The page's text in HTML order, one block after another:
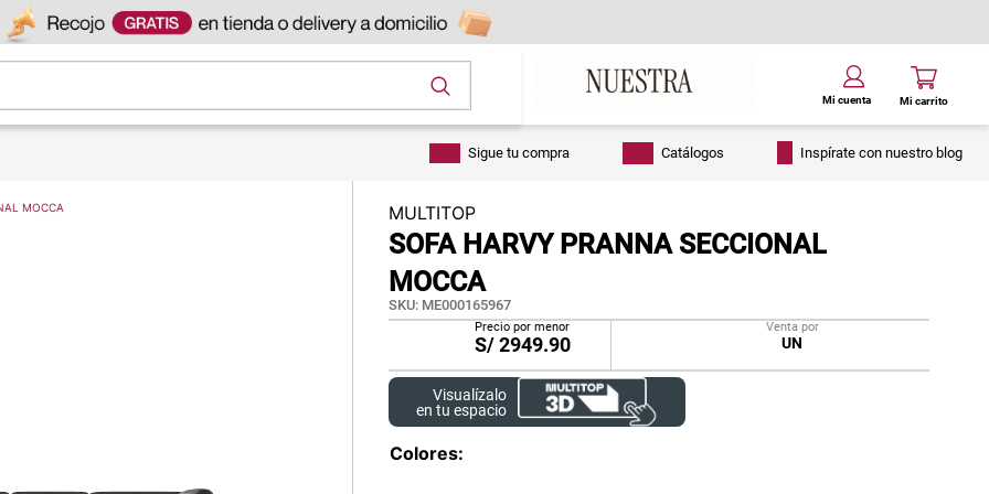
Sigue tu compra Catálogos Inspírate con nuestro blog
MOCCA MULTITOP
SOFA HARVY PRANNA SECCIONAL
MOCCA
SKU: ME000165967
Precio por menor
S/2949.90
Venta por
UN
Visualízalo
en tu espacio
Colores